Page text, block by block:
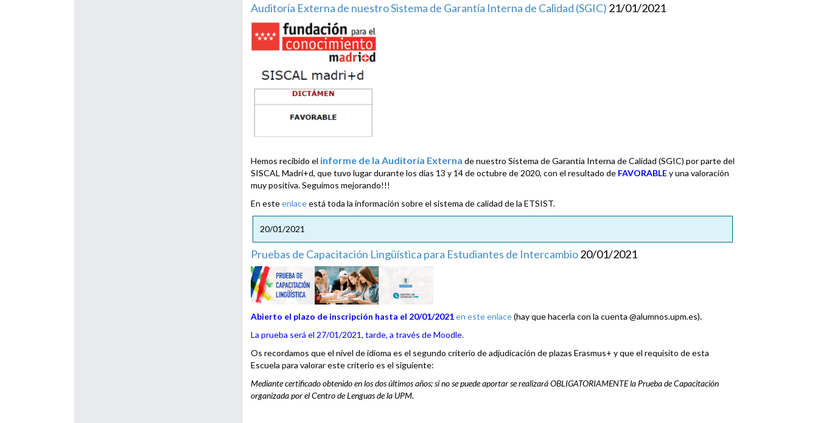
Auditoría Externa de nuestro Sistema de Garantía Interna de Calidad (SGIC) 21/01/2021
Hemos recibido el informe de la Auditoría Externa de nuestro Sistema de Garantía Interna de Calidad (SGIC) por parte del
SISCAL Madri+d, que tuvo lugar durante los días 13 y 14 de octubre de 2020, con el resultado de FAVORABLEy una valoración
muy positiva. Seguimos mejorando!!!
En esteenlaceestá toda la información sobre el sistema de calidad de la ETSIST.
20/01/2021
Pruebas de Capacitación Lingüística para Estudiantes de Intercambio20/01/2021
Abierto el plazo de inscripción hasta el 20/01/2021en este enlace(hay que hacerla con la cuenta @alumnos.upm.es).
La prueba será el 27/01/2021, tarde, a través de Moodle.
Os recordamos que el nivel de idioma es el segundo criterio de adjudicación de plazas Erasmus+ y que el requisito de esta
Escuela para valorar este criterio es el siguiente:
Mediante certificado obtenido en los dos últimos años; si no se puede aportar se realizará OBLIGATORIAMENTE la Prueba de Capacitación
organizada por el Centro de Lenguas de la UPM.